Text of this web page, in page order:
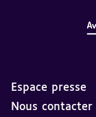
Espace presse
Nous contacter